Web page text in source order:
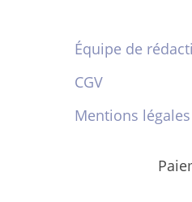
Équipe de
CGV
Mentions légales